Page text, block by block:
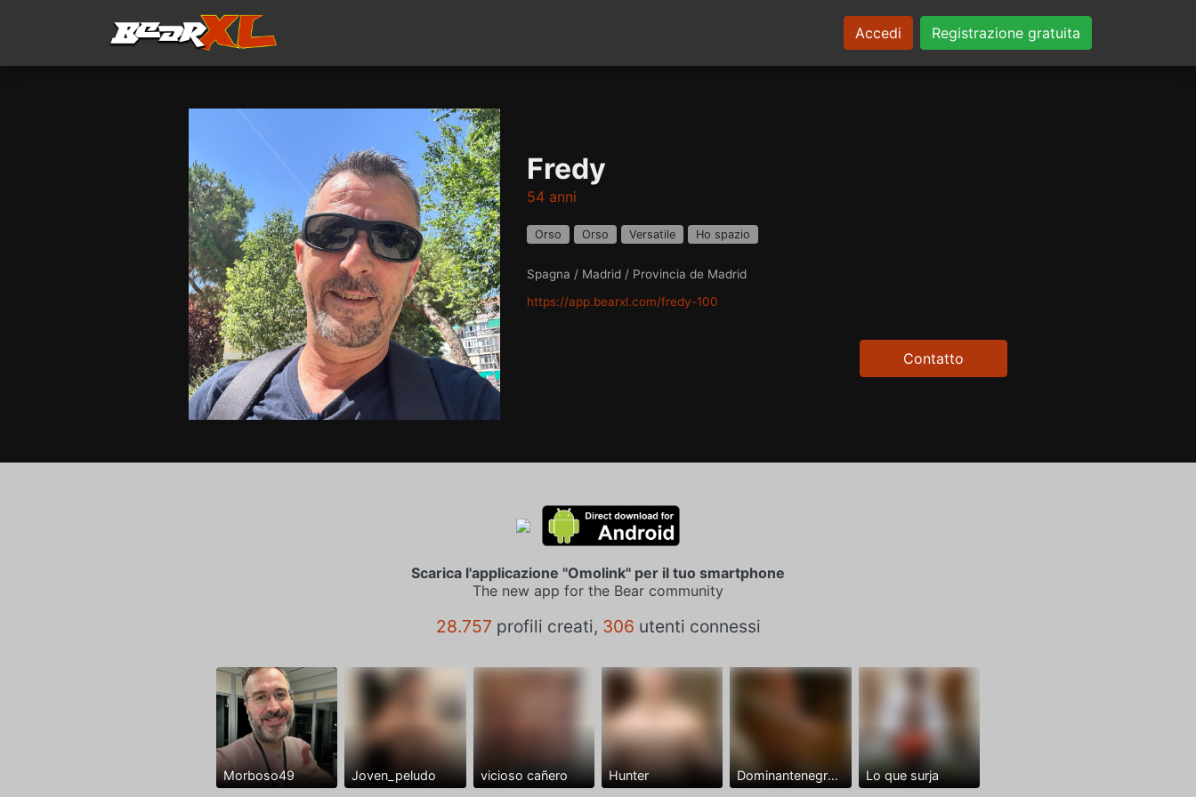
Accedi Registrazione gratuita
Fredy
54 anni
Orso Orso Versatile Ho spazio
Spagna / Madrid / Provincia de Madrid
https://app.bearxl.com/fredy-100
Contatto
Scarica l'applicazione "Omolink" per il tuo smartphone
The new app for the Bear community
28.757 profili creati, 306 utenti connessi
Morboso49 Joven_peludo vicioso cañero Hunter Dominantenegro ya Lo que surja